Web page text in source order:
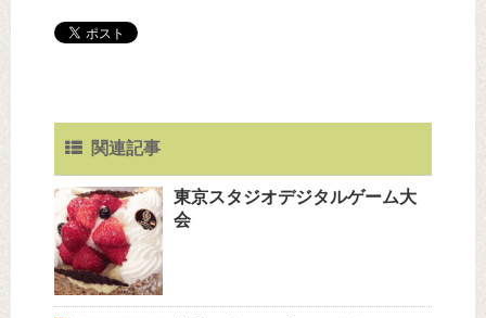
関連記事
東京スタジオデジタルゲーム大
会